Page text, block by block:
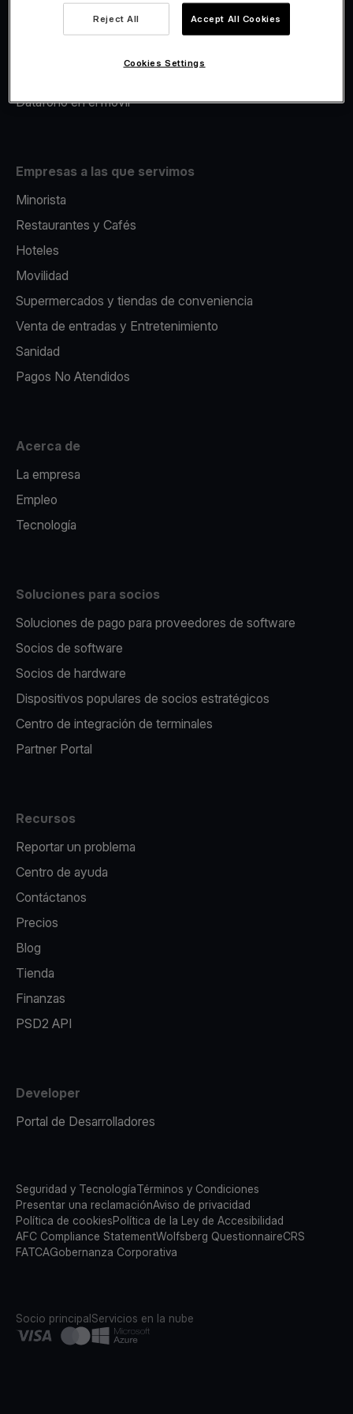
Avance Comercial
Datáfono en el movil
Empresas a las que servimos
Minorista
Restaurantes y Cafés
Hoteles
Movilidad
Supermercados y tiendas de conveniencia
Venta de entradas y Entretenimiento
Sanidad
Pagos No Atendidos
Acerca de
La empresa
Empleo
Tecnología
Soluciones para socios
Soluciones de pago para proveedores de software
Socios de software
Socios de hardware
Dispositivos populares de socios estratégicos
Centro de integración de terminales
Partner Portal
Recursos
Reportar un problema
Centro de ayuda
Contáctanos
Precios
Blog
Tienda
Finanzas
PSD2 API
Developer
Portal de Desarrolladores
Seguridad y TecnologíaTérminos y Condiciones
Presentar una reclamaciónAviso de privacidad
Política de cookiesPolítica de la Ley de Accesibilidad
AFC Compliance StatementWolfsberg QuestionnaireCRS
FATCAGobernanza Corporativa
Socio principalServicios en la nube
Reject All Accept All Cookies
Cookies Settings